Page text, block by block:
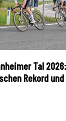
Tal 2026:
Rekord